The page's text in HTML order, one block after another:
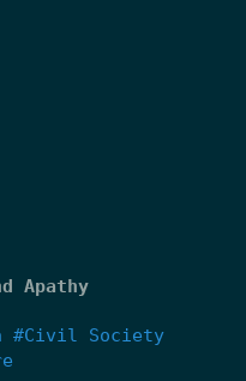
Apathy
#Civil Society